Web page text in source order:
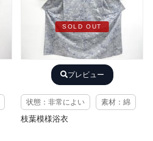
SOLD OUT
プレビュー
状態：非常によい 素材：綿
枝葉模様浴衣